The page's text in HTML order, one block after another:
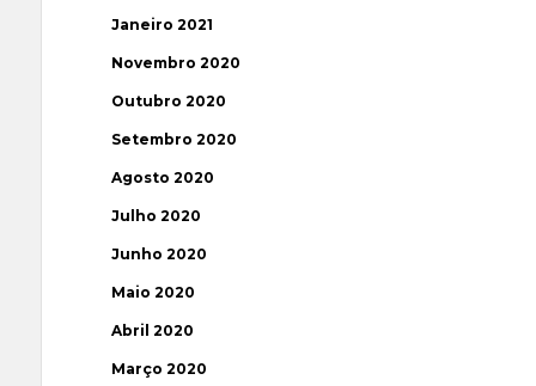
Janeiro 2021
Novembro 2020
Outubro 2020
Setembro 2020
Agosto 2020
Julho 2020
Junho 2020
Maio 2020
Abril 2020
Março 2020